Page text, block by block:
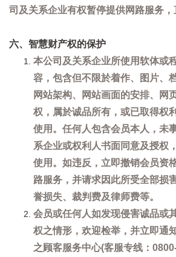
司及关系企业有权暂停提供网路服务，
六、智慧财产权的保护
本公司及关系企业所使用软体或
容，包含但不限於着作、图片、
网站架构、网站画面的安排、网
权，属於诚品所有，或已取得权
使用。任何人包含会员本人，未
系企业或权利人书面同意及授权
使用。如违反，立即撤销会员资
路服务，并请求因此所受全部损
誉损失、裁判费及律师费等。
会员或任何人如发现侵害诚品或
权之情形，欢迎检举，并立即通
之顾客服务中心(客服专线：